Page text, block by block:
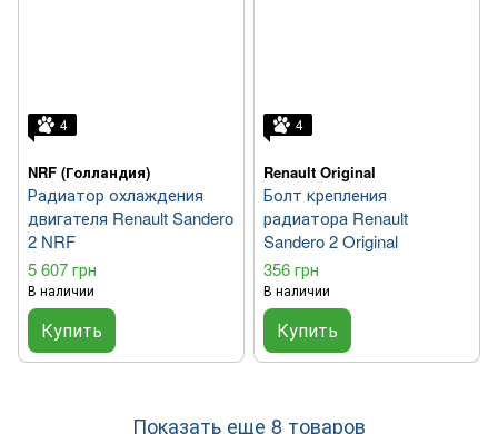
4
NRF (Голландия)
Радиатор охлаждения
двигателя Renault Sandero
2 NRF
5 607 грн
В наличии
Купить
4
Renault Original
Болт крепления
радиатора Renault
Sandero 2 Original
356 грн
В наличии
Купить
Показать еще 8 товаров